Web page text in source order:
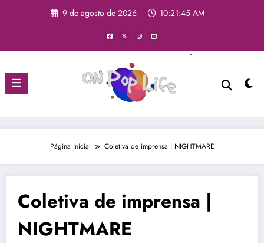
9 de agosto de 2026 10:21:47 AM
Página inicial Coletiva de imprensa | NIGHTMARE
Coletiva de imprensa |
NIGHTMARE